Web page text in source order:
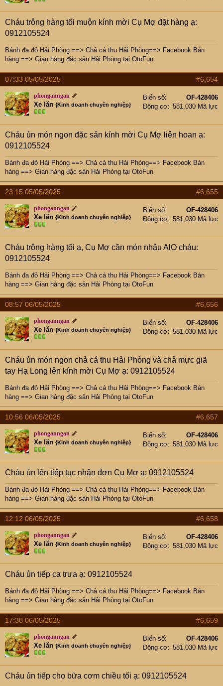
Cháu trông hàng tối muộn kính mời Cụ Mợ đặt hàng ạ:
0912105524
Bánh đa đỏ Hải Phòng ==> Chả cá thu Hải Phòng==> Facebook Bán
hàng ==> Gian hàng đặc sản Hải Phòng tại OtoFun
07:33 05/05/2025 #6,654
phonganngan
Xe lăn {Kinh doanh chuyên nghiệp}
Biển số
OF-428406
Động cơ
581,030 Mã lực
Cháu ủn món ngon đặc sản kính mời Cụ Mợ liên hoan ạ:
0912105524
Bánh đa đỏ Hải Phòng ==> Chả cá thu Hải Phòng==> Facebook Bán
hàng ==> Gian hàng đặc sản Hải Phòng tại OtoFun
23:15 05/05/2025 #6,655
phonganngan
Xe lăn {Kinh doanh chuyên nghiệp}
Biển số
OF-428406
Động cơ
581,030 Mã lực
Cháu trông hàng tối ạ, Cụ Mợ cần món nhậu AlO cháu:
0912105524
Bánh đa đỏ Hải Phòng ==> Chả cá thu Hải Phòng==> Facebook Bán
hàng ==> Gian hàng đặc sản Hải Phòng tại OtoFun
08:57 06/05/2025 #6,656
phonganngan
Xe lăn {Kinh doanh chuyên nghiệp}
Biển số
OF-428406
Động cơ
581,030 Mã lực
Cháu ủn món ngon chả cá thu Hải Phòng và chả mực giã
tay Hạ Long lên kính mời Cụ Mợ ạ: 0912105524
Bánh đa đỏ Hải Phòng ==> Chả cá thu Hải Phòng==> Facebook Bán
hàng ==> Gian hàng đặc sản Hải Phòng tại OtoFun
10:56 06/05/2025 #6,657
phonganngan
Xe lăn {Kinh doanh chuyên nghiệp}
Biển số
OF-428406
Động cơ
581,030 Mã lực
Cháu ủn lên tiếp tục nhận đơn Cụ Mợ ạ: 0912105524
Bánh đa đỏ Hải Phòng ==> Chả cá thu Hải Phòng==> Facebook Bán
hàng ==> Gian hàng đặc sản Hải Phòng tại OtoFun
12:12 06/05/2025 #6,658
phonganngan
Xe lăn {Kinh doanh chuyên nghiệp}
Biển số
OF-428406
Động cơ
581,030 Mã lực
Cháu ủn tiếp ca trưa ạ: 0912105524
Bánh đa đỏ Hải Phòng ==> Chả cá thu Hải Phòng==> Facebook Bán
hàng ==> Gian hàng đặc sản Hải Phòng tại OtoFun
17:38 06/05/2025 #6,659
phonganngan
Xe lăn {Kinh doanh chuyên nghiệp}
Biển số
OF-428406
Động cơ
581,030 Mã lực
Cháu ủn tiếp cho bữa cơm chiều tối ạ: 0912105524